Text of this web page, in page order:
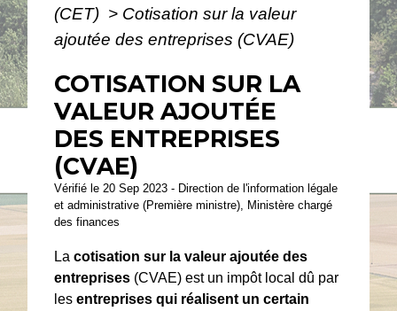
(CET) > Cotisation sur la valeur
ajoutée des entreprises (CVAE)
COTISATION SUR LA
VALEUR AJOUTÉE
DES ENTREPRISES
(CVAE)
Vérifié le 20 Sep 2023 - Direction de l'information légale
et administrative (Première ministre), Ministère chargé
des finances
Lacotisation sur la valeur ajoutée des
entreprises (CVAE) est un impôt local dû par
lesentreprises qui réalisent un certain